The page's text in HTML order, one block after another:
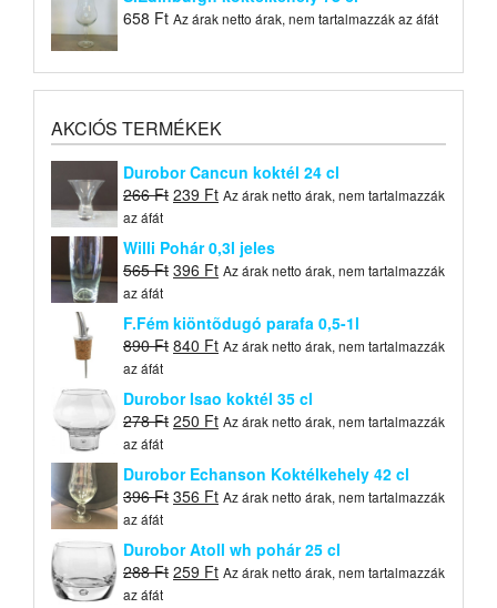
658 Ft Az árak netto árak, nem tartalmazzák az áfát
AKCIÓS TERMÉKEK
Durobor Cancun koktél 24 cl
266Ft Original
was:
266 Ft.
239 FtCurrent
is:
239 Ft.
Az árak netto árak, nem tartalmazzák
az áfát
Willi Pohár 0,3l jeles
565Ft Original
was:
565 Ft.
396 FtCurrent
is:
396 Ft.
Az árak netto árak, nem tartalmazzák
az áfát
F.Fém kiöntõdugó parafa 0,5-1l
890Ft Original
was:
890 Ft.
840 FtCurrent
is:
840 Ft.
Az árak netto árak, nem tartalmazzák
az áfát
Durobor Isao koktél 35 cl
278Ft Original
was:
278 Ft.
250 FtCurrent
250 Ft.
Az árak netto árak, nem tartalmazzák
az áfát
Durobor Echanson Koktélkehely 42 cl
396Ft Original
was:
396 Ft.
356 FtCurrent
is:
356 Ft.
Az árak netto árak, nem tartalmazzák
az áfát
Durobor Atoll wh pohár 25 cl
288Ft Original
259 FtCurrent
Az árak netto árak, nem tartalmazzák
az áfát